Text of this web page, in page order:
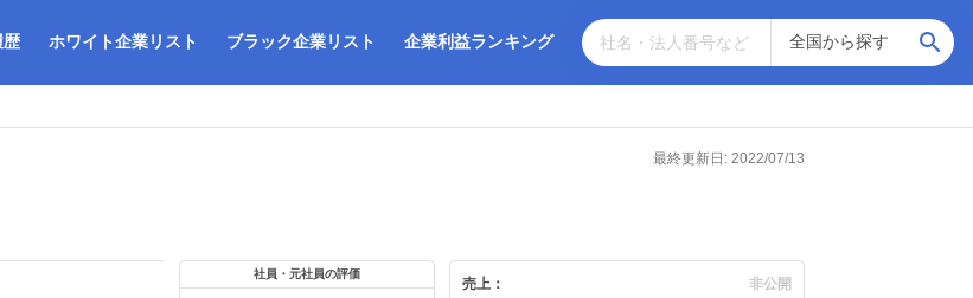
歴 ホワイト企業リスト ブラック企業リスト 企業利益ランキング
最終更新日: 2022/07/13
社員・元社員の評価
売上： 非公開